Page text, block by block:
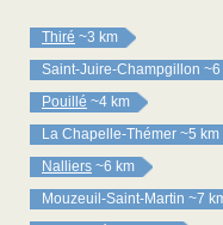
Thiré ~3 km
Saint-Juire-Champgillon ~6
Pouillé ~4 km
La Chapelle-Thémer ~5 km
Nalliers ~6 km
Mouzeuil-Saint-Martin ~7